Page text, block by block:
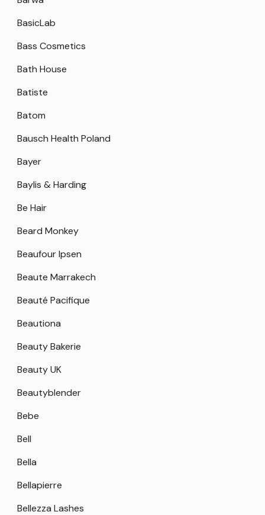
BasicLab
Bass Cosmetics
Bath House
Batiste
Batom
Bausch Health Poland
Bayer
Baylis & Harding
Be Hair
Beard Monkey
Beaufour Ipsen
Beaute Marrakech
Beauté Pacifique
Beautiona
Beauty Bakerie
Beauty UK
Beautyblender
Bebe
Bell
Bella
Bellapierre
Bellezza Lashes